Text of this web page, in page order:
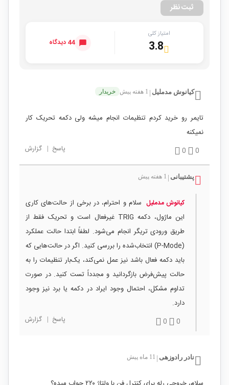
ثبت نظر
امتیاز کلی
3.8 44 دیدگاه
کیانوش مدملیل 1 هفته پیش خریدار
تایمر رو خرید کردم تنظیمات انجام میشه ولی دکمه تحریک کار
نمیکنه
0
0 پاسخ | گزارش
پشتیبانی 1 هفته پیش
کیانوش مدملیل سلام و احترام، در برخی از حالت‌های کاری
این ماژول، دکمه TRIG غیرفعال است و تحریک فقط از
طریق ورودی تریگر انجام می‌شود. لطفاً ابتدا حالت عملکرد
(P-Mode) انتخاب‌شده را بررسی کنید. اگر در حالت‌هایی که
باید دکمه فعال باشد نیز عمل نمی‌کند، یک‌بار تنظیمات را به
حالت پیش‌فرض بازگردانید و مجدداً تست کنید. در صورت
تداوم مشکل، احتمال وجود ایراد در دکمه یا برد نیز وجود
دارد.
0
0 پاسخ | گزارش
نادر رادوزهی 11 ماه پیش